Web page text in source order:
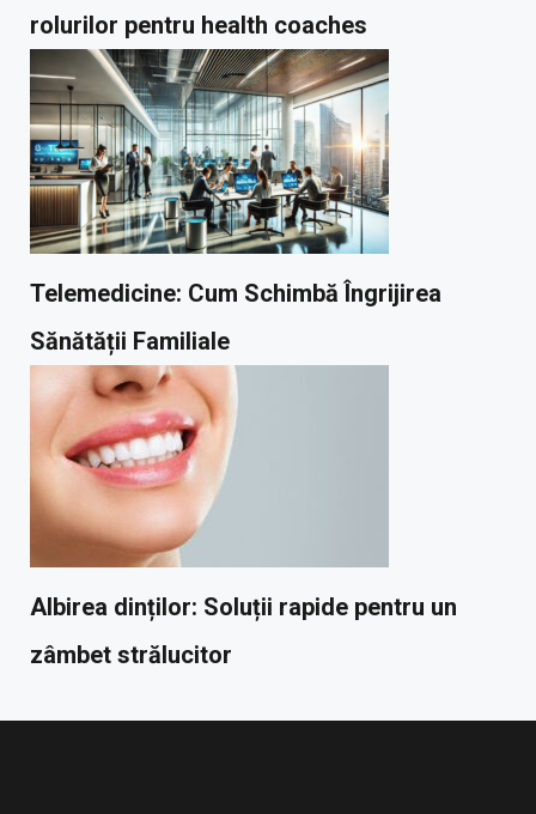
rolurilor pentru health coaches
Telemedicine: Cum Schimbă Îngrijirea
Sănătății Familiale
Albirea dinților: Soluții rapide pentru un
zâmbet strălucitor